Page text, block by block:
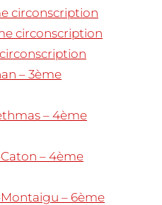
circonscription
circonscription
– 3ème
– 4ème
– 4ème
– 6ème